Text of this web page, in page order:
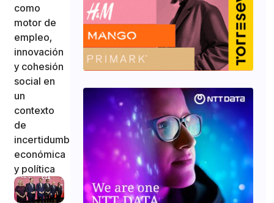
como
motor de
empleo,
innovación
y cohesión
social en
un
contexto
de
incertidumbre
económica
y política